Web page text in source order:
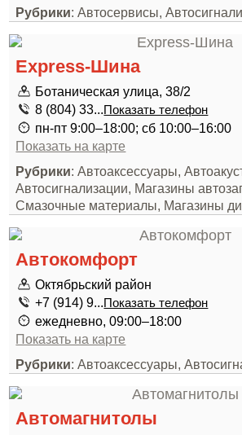
Рубрики: Автосервисы,
Express-Шина
Ботаническая улица, 38/2
8 (804) 33...Показать телефон
пн-пт 9:00–18:00; сб 10:00–16:00
Показать на карте
Рубрики: Автоаксессуары,
Автосигнализации, Магазины
Смазочные материалы, Магазины
Автокомфорт
Октябрьский район
+7 (914) 9...Показать телефон
ежедневно, 09:00–18:00
Показать на карте
Рубрики: Автоаксессуары,
Автомагнитолы